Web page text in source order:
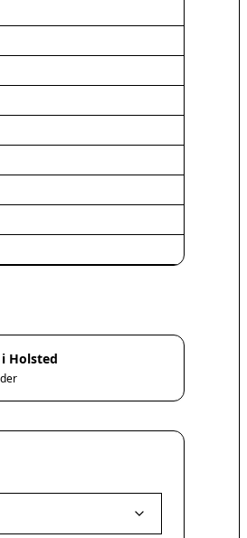
Greve
Høje-Taastrup
Lillerød
Lyngby
Rødovre
Valby
Vanløse
Værløse
Ølstykke
Holsted